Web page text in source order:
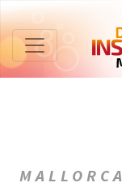
MALLORCA